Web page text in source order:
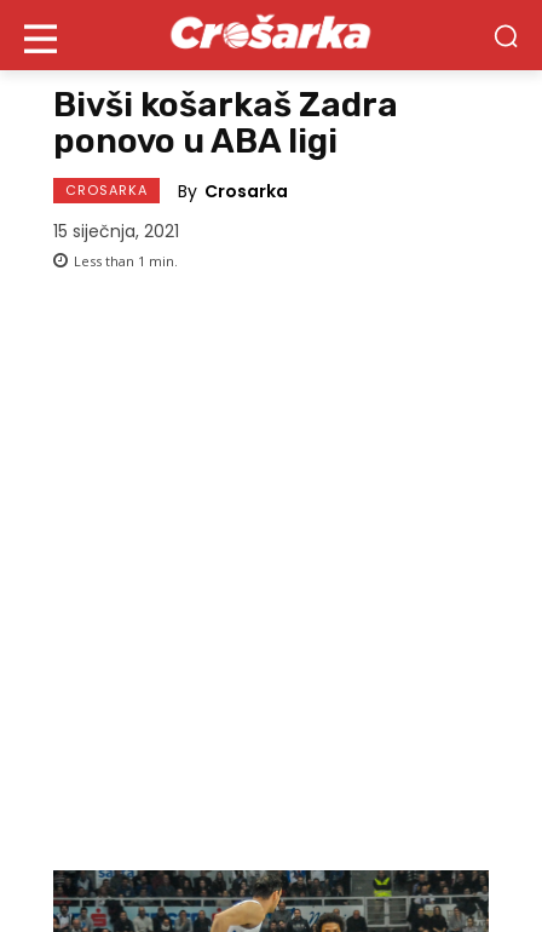
Bivši košarkaš Zadra
ponovo u ABA ligi
CROSARKA By Crosarka
15 siječnja, 2021
Less than 1 min.